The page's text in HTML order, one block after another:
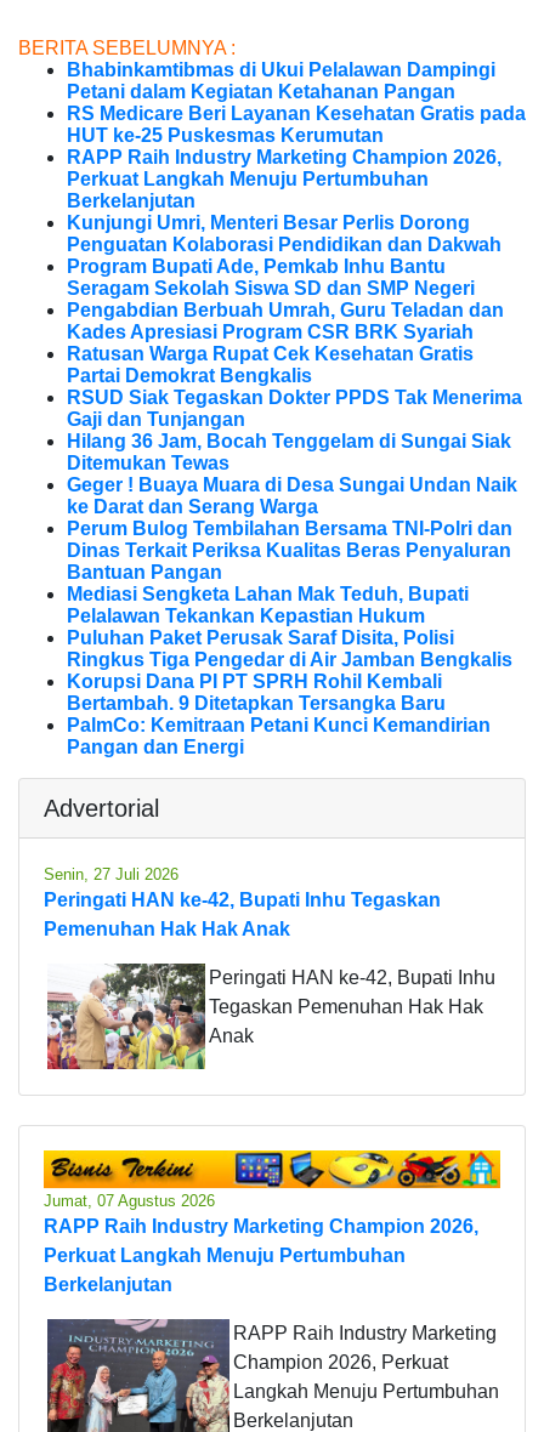
BERITA SEBELUMNYA :
Bhabinkamtibmas di Ukui Pelalawan Dampingi
Petani dalam Kegiatan Ketahanan Pangan
RS Medicare Beri Layanan Kesehatan Gratis pada
HUT ke-25 Puskesmas Kerumutan
RAPP Raih Industry Marketing Champion 2026,
Perkuat Langkah Menuju Pertumbuhan
Berkelanjutan
Kunjungi Umri, Menteri Besar Perlis Dorong
Penguatan Kolaborasi Pendidikan dan Dakwah
Program Bupati Ade, Pemkab Inhu Bantu
Seragam Sekolah Siswa SD dan SMP Negeri
Pengabdian Berbuah Umrah, Guru Teladan dan
Kades Apresiasi Program CSR BRK Syariah
Ratusan Warga Rupat Cek Kesehatan Gratis
Partai Demokrat Bengkalis
RSUD Siak Tegaskan Dokter PPDS Tak Menerima
Gaji dan Tunjangan
Hilang 36 Jam, Bocah Tenggelam di Sungai Siak
Ditemukan Tewas
Geger ! Buaya Muara di Desa Sungai Undan Naik
ke Darat dan Serang Warga
Perum Bulog Tembilahan Bersama TNI-Polri dan
Dinas Terkait Periksa Kualitas Beras Penyaluran
Bantuan Pangan
Mediasi Sengketa Lahan Mak Teduh, Bupati
Pelalawan Tekankan Kepastian Hukum
Puluhan Paket Perusak Saraf Disita, Polisi
Ringkus Tiga Pengedar di Air Jamban Bengkalis
Korupsi Dana PI PT SPRH Rohil Kembali
Bertambah. 9 Ditetapkan Tersangka Baru
PalmCo: Kemitraan Petani Kunci Kemandirian
Pangan dan Energi
Advertorial
Senin, 27 Juli 2026
Peringati HAN ke-42, Bupati Inhu Tegaskan
Pemenuhan Hak Hak Anak
Peringati HAN ke-42, Bupati Inhu
Tegaskan Pemenuhan Hak Hak
Anak
Jumat, 07 Agustus 2026
RAPP Raih Industry Marketing Champion 2026,
Perkuat Langkah Menuju Pertumbuhan
Berkelanjutan
RAPP Raih Industry Marketing
Champion 2026, Perkuat
Langkah Menuju Pertumbuhan
Berkelanjutan